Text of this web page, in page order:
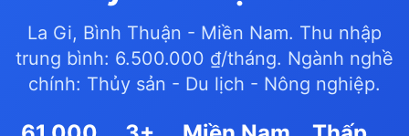
La Gi, Bình Thuận - Miền Nam. Thu nhập
trung bình: 6.500.000 ₫/tháng. Ngành nghề
chính: Thủy sản - Du lịch - Nông nghiệp.